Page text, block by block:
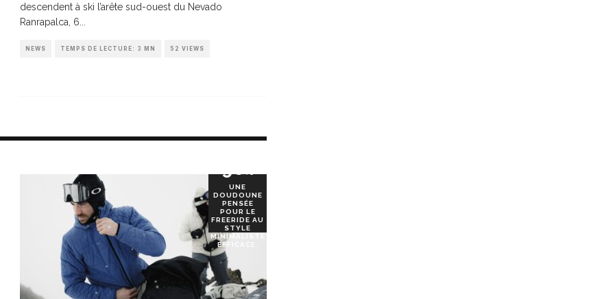
descendent à ski l’arête sud-ouest du Nevado
Ranrapalca, 6
NEWS TEMPS DE LECTURE: 3 MN 52 VIEWS
90%
UNE
DOUDOUNE
PENSÉE
POUR LE
FREERIDE AU
STYLE
MINIMALISTE
EFFICACE.